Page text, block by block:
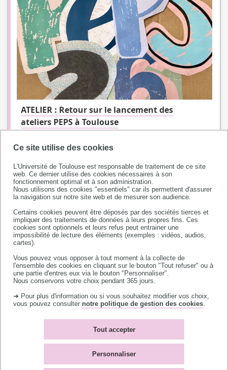
Ce site utilise des cookies
L'Université de Toulouse est responsable de traitement de ce site
web. Ce dernier utilise des cookies nécessaires à son
fonctionnement optimal et à son administration.
Nous utilisons des cookies "essentiels" car ils permettent d'assurer
la navigation sur notre site web et de mesurer son audience.
Certains cookies peuvent être déposés par des sociétés tierces et
impliquer des traitements de données à leurs propres fins. Ces
cookies sont optionnels et leurs refus peut entrainer une
impossibilité de lecture des éléments (exemples : vidéos, audios,
cartes).
Vous pouvez vous opposer à tout moment à la collecte de
l'ensemble des cookies en cliquant sur le bouton "Tout refuser" ou à
une partie d'entres eux via le bouton "Personnaliser".
Nous conservons votre choix pendant 365 jours.
➜ Pour plus d'information ou si vous souhaitez modifier vos choix,
vous pouvez consulter notre politique de gestion des cookies
Tout accepter
Personnaliser
ATELIER : Retour sur le lancement des
ateliers PEPS à Toulouse
Université de Toulouse
118 route de Narbonne
31062 TOULOUSE CEDEX 9
téléphone +33 (0)5 61 55 66 11
Plan du site
Accessibilité : non-